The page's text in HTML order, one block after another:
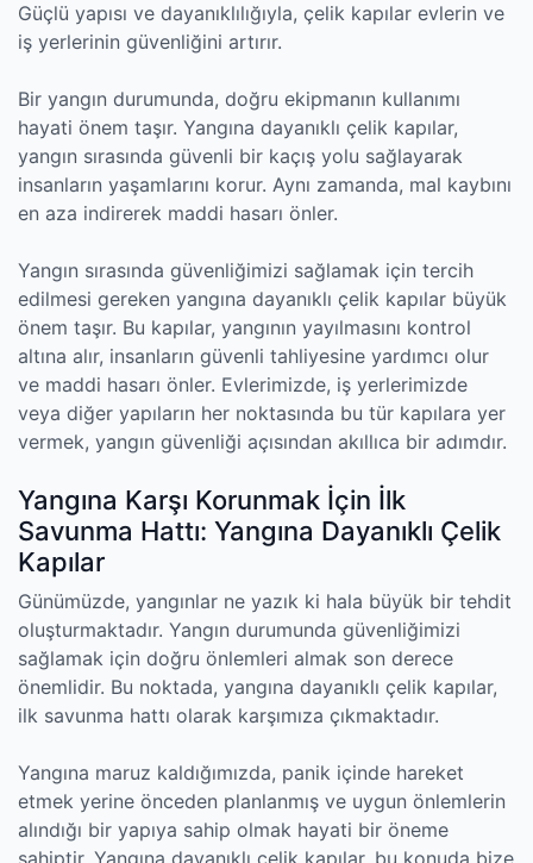
Güçlü yapısı ve dayanıklılığıyla, çelik kapılar evlerin ve
iş yerlerinin güvenliğini artırır.
Bir yangın durumunda, doğru ekipmanın kullanımı
hayati önem taşır. Yangına dayanıklı çelik kapılar,
yangın sırasında güvenli bir kaçış yolu sağlayarak
insanların yaşamlarını korur. Aynı zamanda, mal kaybını
en aza indirerek maddi hasarı önler.
Yangın sırasında güvenliğimizi sağlamak için tercih
edilmesi gereken yangına dayanıklı çelik kapılar büyük
önem taşır. Bu kapılar, yangının yayılmasını kontrol
altına alır, insanların güvenli tahliyesine yardımcı olur
ve maddi hasarı önler. Evlerimizde, iş yerlerimizde
veya diğer yapıların her noktasında bu tür kapılara yer
vermek, yangın güvenliği açısından akıllıca bir adımdır.
Yangına Karşı Korunmak İçin İlk
Savunma Hattı: Yangına Dayanıklı Çelik
Kapılar
Günümüzde, yangınlar ne yazık ki hala büyük bir tehdit
oluşturmaktadır. Yangın durumunda güvenliğimizi
sağlamak için doğru önlemleri almak son derece
önemlidir. Bu noktada, yangına dayanıklı çelik kapılar,
ilk savunma hattı olarak karşımıza çıkmaktadır.
Yangına maruz kaldığımızda, panik içinde hareket
etmek yerine önceden planlanmış ve uygun önlemlerin
alındığı bir yapıya sahip olmak hayati bir öneme
sahiptir. Yangına dayanıklı çelik kapılar, bu konuda bize